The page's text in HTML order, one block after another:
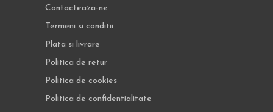
Contacteaza-ne
Termeni si conditii
Plata si livrare
Politica de retur
Politica de cookies
Politica de confidentialitate